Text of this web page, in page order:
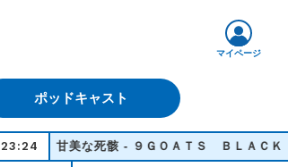
ポッドキャスト
マイページ
23:24甘美な死骸 - ９ＧＯＡＴＳ ＢＬＡＣＫ ＯＵＴ